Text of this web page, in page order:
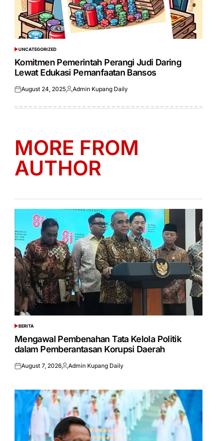
POSTED
IN
UNCATEGORIZED
Komitmen Pemerintah Perangi Judi Daring
Lewat Edukasi Pemanfaatan Bansos
Posted
August 24, 2025Posted
Admin Kupang Daily
MORE FROM
AUTHOR
POSTED
IN
BERITA
Mengawal Pembenahan Tata Kelola Politik
dalam Pemberantasan Korupsi Daerah
Posted
August 7, 2026Posted
Admin Kupang Daily